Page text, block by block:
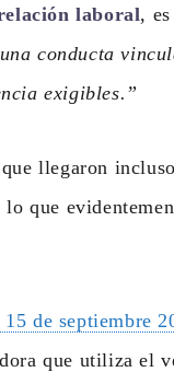
laboral,
conducta
exigibles.”
llegaron
que
de septiembre
que utiliza el